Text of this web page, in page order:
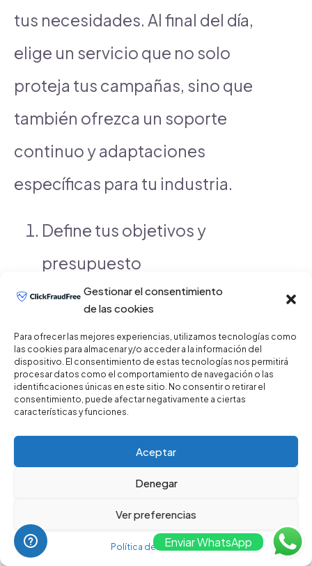
Gestionar el consentimiento
de las cookies
Para ofrecer las mejores experiencias, utilizamos tecnologías como
las cookies para almacenar y/o acceder a la información del
dispositivo. El consentimiento de estas tecnologías nos permitirá
procesar datos como el comportamiento de navegación o las
identificaciones únicas en este sitio. No consentir o retirar el
consentimiento, puede afectar negativamente a ciertas
características y funciones.
Aceptar
Denegar
Ver preferencias
Política de Privacidad
tus necesidades. Al final del día,
elige un servicio que no solo
proteja tus campañas, sino que
también ofrezca un soporte
continuo y adaptaciones
específicas para tu industria.
Define tus objetivos y
presupuesto
Evalúa las características
técnicas y el soporte al
cliente
Realiza pruebas o
Elige un servicio que ofrezca
protección y adaptación a
tus necesidades
Enviar WhatsApp